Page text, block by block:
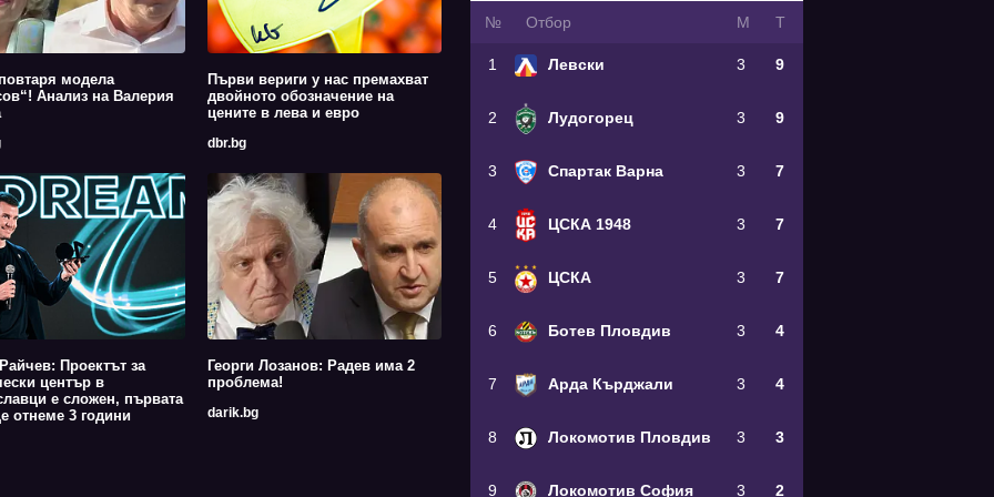
модела
Анализ на Валерия
Първи вериги у нас премахват
двойното обозначение на
цените в лева и евро
dbr.bg
Проектът за
център в
е сложен, първата
отнеме 3 години
Георги Лозанов: Радев има 2
проблема!
darik.bg
№ Oтбор М Т
1 Левски 3 9
2 Лудогорец 3 9
3 Спартак Варна 3 7
4 ЦСКА 1948 3 7
5 ЦСКА 3 7
6 Ботев Пловдив 3 4
7 Арда Кърджали 3 4
8 Локомотив Пловдив 3 3
9 Локомотив София 3 2